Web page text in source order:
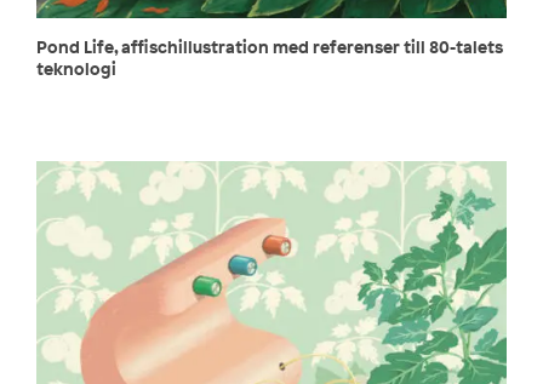
Pond Life, affischillustration med referenser till 80-talets
teknologi